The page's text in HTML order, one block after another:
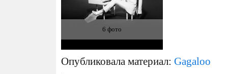
6 фото
Опубликовала материал: Gagaloo